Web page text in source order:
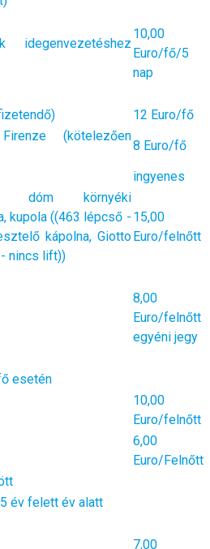
10,00
Euro/fő/5
nap
12 Euro/fő
(kötelezően
8 Euro/fő
ingyenes
dóm környéki
kupola ((463 lépcső -
kápolna, Giotto
nincs lift))
15,00
Euro/felnőtt
8,00
Euro/felnőtt
egyéni jegy
esetén
10,00
Euro/felnőtt
6,00
Euro/Felnőtt
év felett év alatt
7,00